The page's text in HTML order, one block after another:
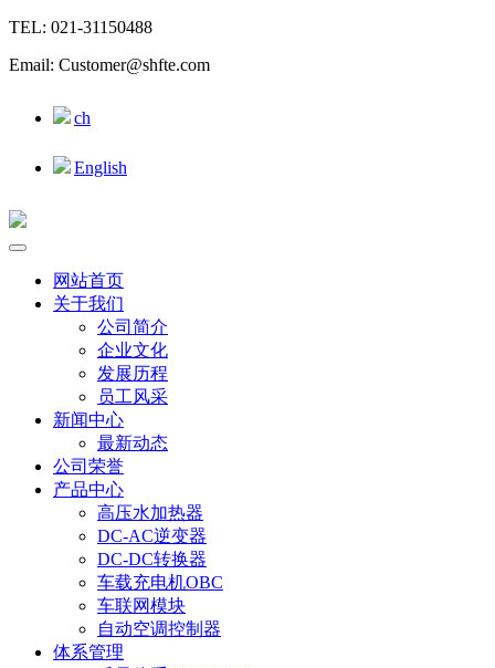
TEL: 021-31150488
Email: Customer@shfte.com
ch
English
网站首页
关于我们
公司简介
企业文化
发展历程
员工风采
新闻中心
最新动态
公司荣誉
产品中心
高压水加热器
DC-AC逆变器
DC-DC转换器
车载充电机OBC
车联网模块
自动空调控制器
体系管理